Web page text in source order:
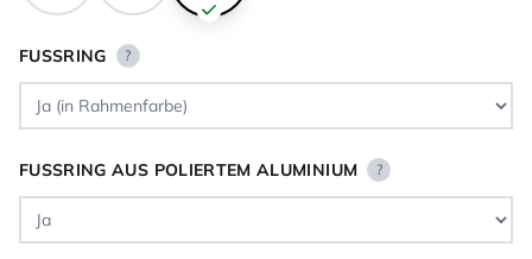
FUSSRING ?
FUSSRING AUS POLIERTEM ALUMINIUM ?